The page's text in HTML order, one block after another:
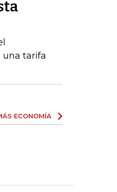
una tarifa
ECONOMÍA